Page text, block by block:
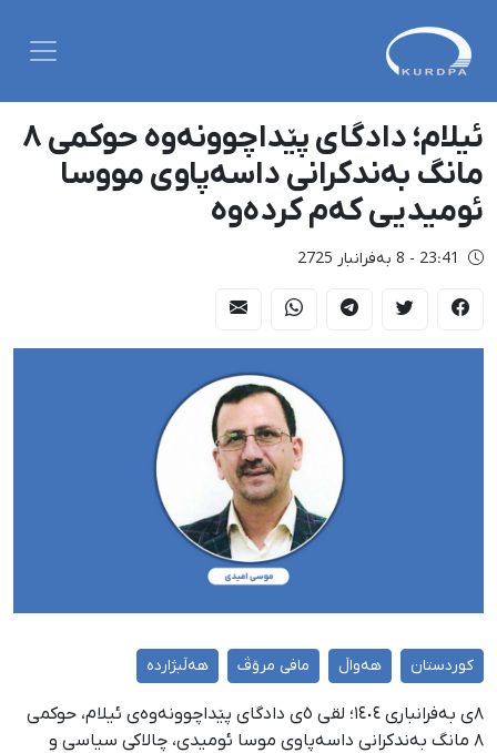
ئیلام؛ دادگای پێداچوونەوە حوکمی ٨
مانگ بەندکرانی داسەپاوی مووسا
ئومیدیی کەم کردەوە
23:41 - 8 بەفرانبار 2725
کوردستان هەواڵ مافی مرۆڤ هەڵبژاردە
٨ی بەفرانباری ١٤٠٤؛ لقی ٥ی دادگای پێداچوونەوەی ئیلام، حوکمی
٨ مانگ بەندکرانی داسەپاوی موسا ئومیدی، چالاکی سیاسی و